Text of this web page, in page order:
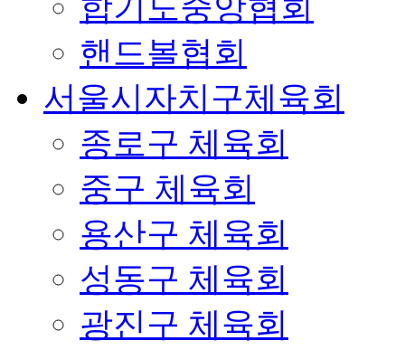
합기도중앙협회
핸드볼협회
서울시자치구체육회
종로구 체육회
중구 체육회
용산구 체육회
성동구 체육회
광진구 체육회